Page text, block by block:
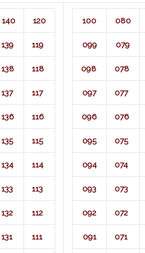
140 120
139 119
138 118
137 117
136 116
135 115
134 114
133 113
132 112
131 111
100 080
099 079
098 078
097 077
096 076
095 075
094 074
093 073
092 072
091 071​